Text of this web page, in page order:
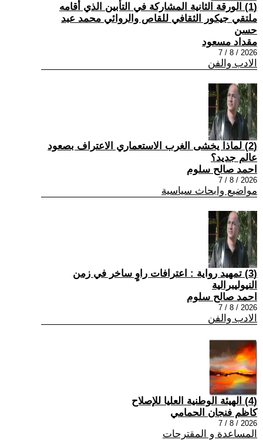
(1) الورقة الثانية المشاركة في التأبين الذي أقامه
ملتقي جيكور الثقافي للقاص والروائي محمد عبد
حسن
مقداد مسعود
2026 / 8 / 7
الادب والفن
(2) لماذا يخشى الغرب الاستعماري الاعتراف بصعود
عالم جديد؟
احمد صالح سلوم
2026 / 8 / 7
مواضيع وابحاث سياسية
(3) تمهيد رواية : اعترافات راوٍ ساخر في زمن
النيوليبرالية
احمد صالح سلوم
2026 / 8 / 7
الادب والفن
(4) الهيئة الوطنية العليا للإصلاح
كاظم فنجان الحمامي
2026 / 8 / 7
المساعدة و المقترحات